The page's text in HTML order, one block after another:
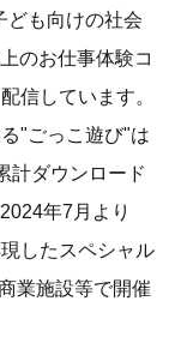
ども向けの社会
のお仕事体験コ
信しています。
"ごっこ遊び"は
計ダウンロード
年7月より
したスペシャル
業施設等で開催